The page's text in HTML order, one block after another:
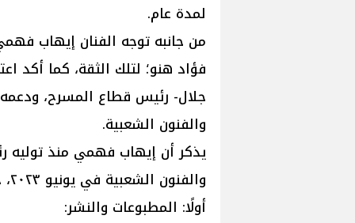
لمدة عام.
من جانبه توجه الفنان إيهاب
فؤاد هنو؛ لتلك الثقة، كما أكد
جلال- رئيس قطاع المسرح،
والفنون الشعبية.
يذكر أن إيهاب فهمي منذ توليه
والفنون الشعبية في يونيو ٢٠٢٣، حقق خلالها العديد من الإنجازات أبرزها:
أولًا: المطبوعات والنشر: